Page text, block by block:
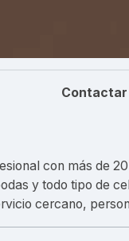
con más de
y todo tipo de
cercano,